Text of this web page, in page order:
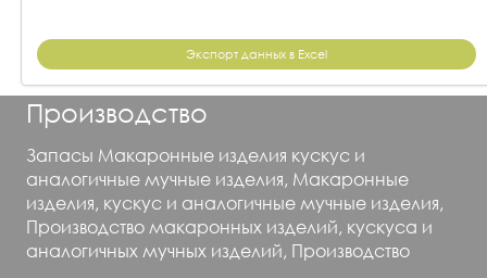
Экспорт данных в Excel
Производство
Запасы Макаронные изделия кускус и
аналогичные мучные изделия, Макаронные
изделия, кускус и аналогичные мучные изделия,
Производство макаронных изделий, кускуса и
аналогичных мучных изделий, Производство